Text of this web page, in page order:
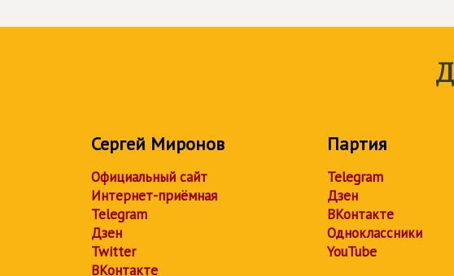
Сергей Миронов
Официальный сайт
Интернет-приёмная
Telegram
Дзен
Twitter
ВКонтакте
Партия
Telegram
Дзен
ВКонтакте
Одноклассники
YouTube